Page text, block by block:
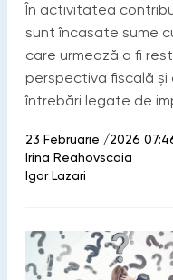
În activitatea
sunt încasate sume
care urmează a fi
perspectiva fiscală
întrebări legate de
23 Februarie /2026
Irina Reahovscaia
Igor Lazari